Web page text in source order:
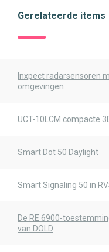
Gerelateerde items
Inxpect radarsensoren
omgevingen
UCT-10LCM compacte
Smart Dot 50 Daylight
Smart Signaling 50 in
De RE 6900-
van DOLD